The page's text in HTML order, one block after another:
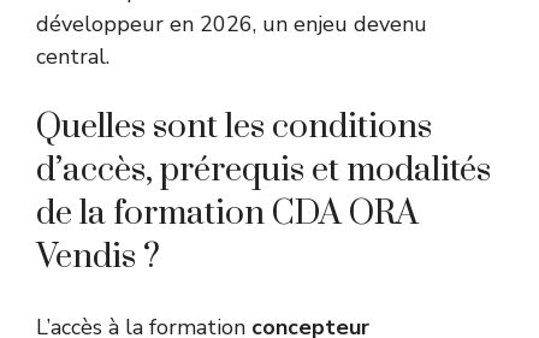
développeur en 2026, un enjeu devenu
central.
Quelles sont les conditions
d’accès, prérequis et modalités
de la formation CDA ORA
Vendis ?
L’accès à la formation concepteur